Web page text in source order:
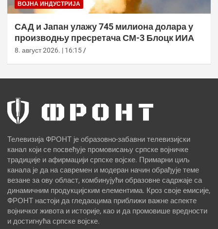
ВОЈНА ИНДУСТРИЈА
САД и Јапан улажу 745 милиона долара у
производњу пресретача СМ-3 Блоцк ИИА
8. август 2026. | 16:15
Телевизија ФРОНТ је образовно-забавни телевизијски
канал који се посвећује промовисању српске војничке
традиције и афирмацији српске војске. Примарни циљ
канала је да на савремен и модеран начин обрађује теме
везане за ову област, комбинујући образовне садржаје са
динамичним продукцијским елементима. Кроз своје емисије,
ФРОНТ настоји да гледаоцима приближи важне аспекте
војничког живота и историје, као и да промовише вредности
и достигнућа српске војске.